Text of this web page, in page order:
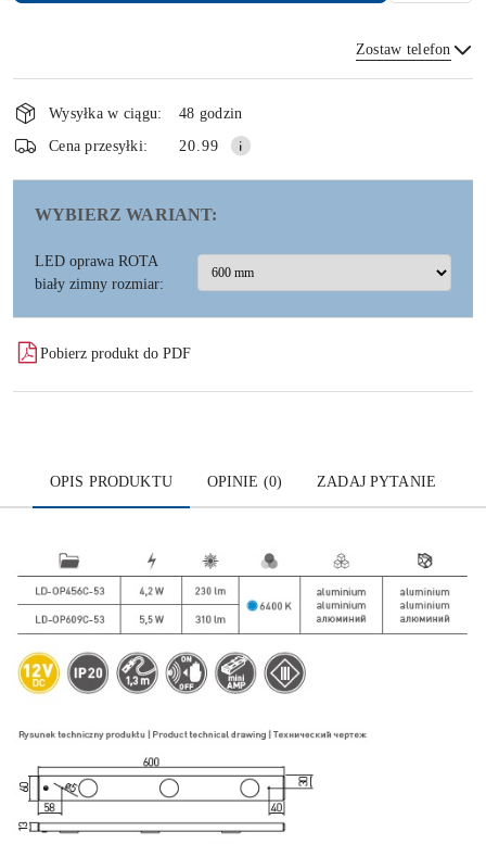
Zostaw telefon
Wyślij
Dostępność
i
dostawa
Wysyłka w ciągu:
48 godzin
Cena przesyłki:
20.99
WYBIERZ WARIANT:
LED oprawa ROTA
biały zimny rozmiar:
Pobierz produkt do PDF
OPIS PRODUKTU OPINIE (0) ZADAJ PYTANIE